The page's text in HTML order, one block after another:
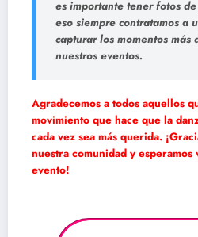
es importante tener fotos
eso siempre contratamos a
capturar los momentos más
nuestros eventos.
Agradecemos a todos aquellos
movimiento que hace que la
cada vez sea más querida.
nuestra comunidad y
evento!